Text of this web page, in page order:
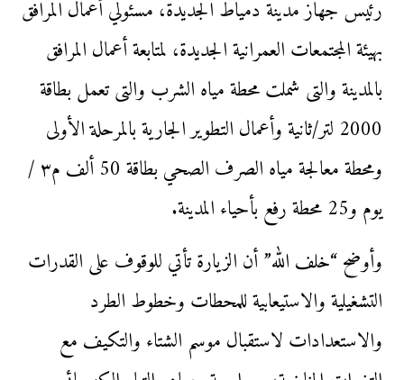
رئيس جهاز مدينة دمياط الجديدة، مسئولي أعمال المرافق
بهيئة المجتمعات العمرانية الجديدة، لمتابعة أعمال المرافق
بالمدينة والتى شملت محطة مياه الشرب والتى تعمل بطاقة
2000 لتر/ثانية وأعمال التطوير الجارية بالمرحلة الأولى
ومحطة معالجة مياه الصرف الصحي بطاقة 50 ألف م٣ /
يوم و25 محطة رفع بأحياء المدينة.
وأوضح “خلف الله” أن الزيارة تأتي للوقوف على القدرات
التشغيلية والاستيعابية للمحطات وخطوط الطرد
والاستعدادات لاستقبال موسم الشتاء والتكيف مع